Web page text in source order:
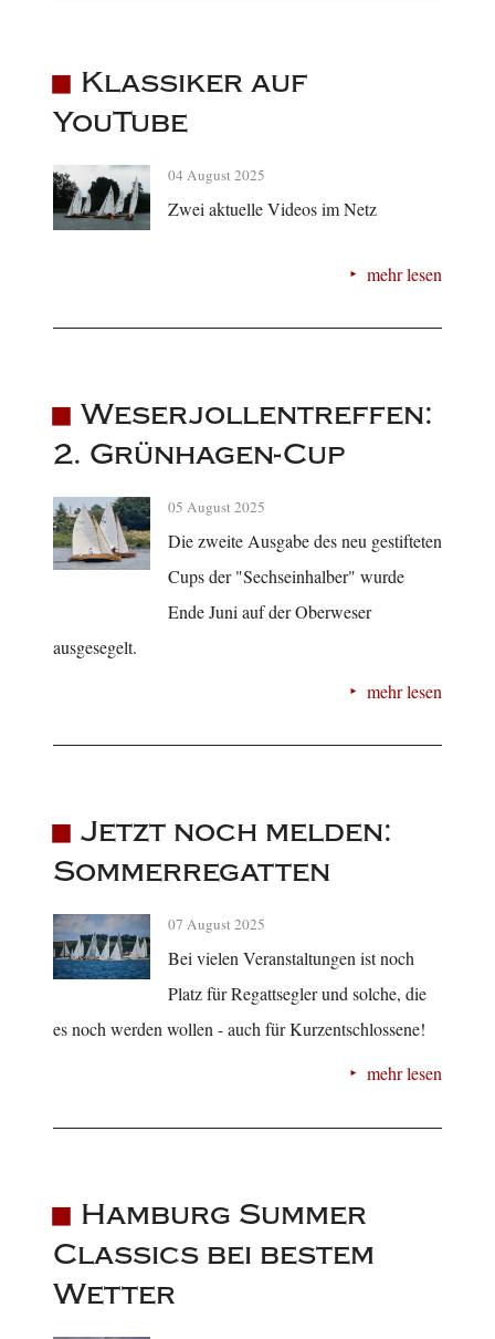
Klassiker auf
YouTube
04 August 2025
Zwei aktuelle Videos im Netz
mehr lesen
Weserjollentreffen:
2. Grünhagen-Cup
05 August 2025
Die zweite Ausgabe des neu gestifteten
Cups der "Sechseinhalber" wurde
Ende Juni auf der Oberweser
ausgesegelt.
mehr lesen
Jetzt noch melden:
Sommerregatten
07 August 2025
Bei vielen Veranstaltungen ist noch
Platz für Regattsegler und solche, die
es noch werden wollen - auch für Kurzentschlossene!
mehr lesen
Hamburg Summer
Classics bei bestem
Wetter